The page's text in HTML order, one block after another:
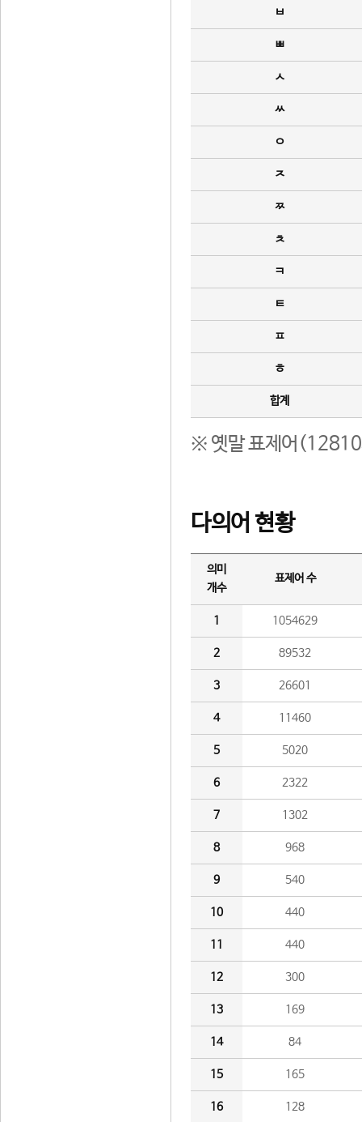
ㅂ
ㅃ
ㅅ
ㅆ
ㅇ
ㅈ
ㅉ
ㅊ
ㅋ
ㅌ
ㅍ
ㅎ
합계
※ 옛말 표제어(12810
다의어 현황
의미
개수
표제어 수
1 1054629
2 89532
3 26601
4 11460
5 5020
6 2322
7 1302
8 968
9 540
10 440
11 440
12 300
13 169
14 84
15 165
16 128